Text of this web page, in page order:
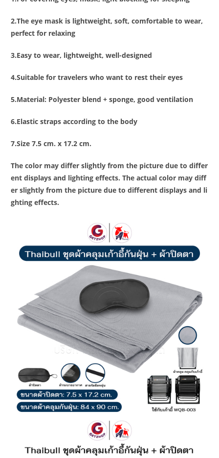
2.The eye mask is lightweight, soft, comfortable to wear,
perfect for relaxing
3.Easy to wear, lightweight, well-designed
4.Suitable for travelers who want to rest their eyes
5.Material: Polyester blend + sponge, good ventilation
6.Elastic straps according to the body
7.Size 7.5 cm. x 17.2 cm.
The color may differ slightly from the picture due to differ
ent displays and lighting effects. The actual color may diff
er slightly from the picture due to different displays and li
ghting effects.